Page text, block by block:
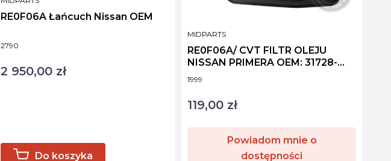
Kod produktu
2790
RE0F06A Łańcuch Nissan OEM
Cena
2 950,00 zł
Do koszyka
Kod produktu
1999
RE0F06A/ CVT FILTR OLEJU
NISSAN PRIMERA OEM: 31728-
8E000
PRODUCENT
MIDPARTS
Cena
119,00 zł
Powiadom mnie o
dostępności